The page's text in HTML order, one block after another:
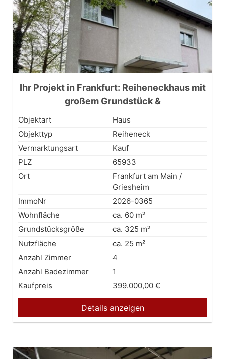
Ihr Projekt in Frankfurt: Reiheneckhaus mit
großem Grundstück &
Erweiterungspotenzial
Objektart
Haus
Objekttyp
Reiheneck
Vermarktungsart
Kauf
PLZ
65933
Ort
Frankfurt am Main /
Griesheim
ImmoNr
2026-0365
Wohnfläche
ca. 60 m²
Grundstücksgröße
ca. 325 m²
Nutzfläche
ca. 25 m²
Anzahl Zimmer
4
Anzahl Badezimmer
1
Kaufpreis
399.000,00 €
Details anzeigen